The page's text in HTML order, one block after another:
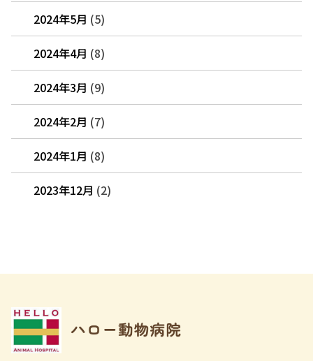
2024年5月 (5)
2024年4月 (8)
2024年3月 (9)
2024年2月 (7)
2024年1月 (8)
2023年12月 (2)